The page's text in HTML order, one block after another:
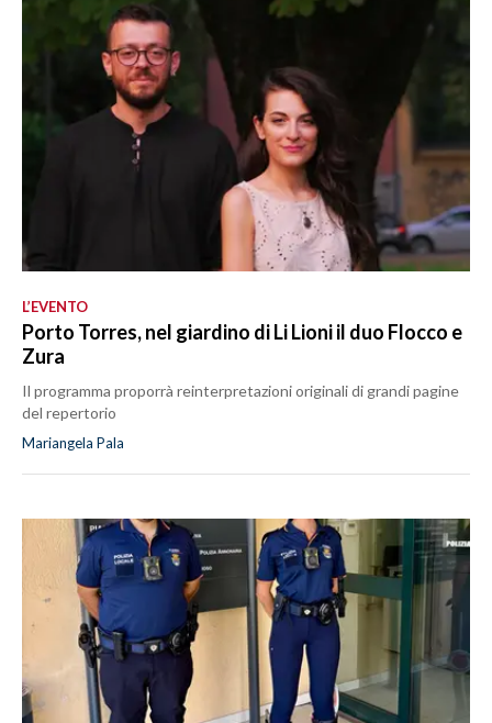
L’EVENTO
Porto Torres, nel giardino di Li Lioni il duo Flocco e
Zura
Il programma proporrà reinterpretazioni originali di grandi pagine
del repertorio
Mariangela Pala